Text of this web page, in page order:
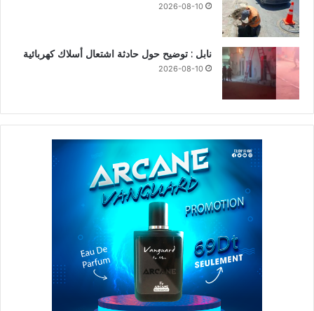
2026-08-10
نابل : توضيح حول حادثة اشتعال أسلاك كهربائية
2026-08-10